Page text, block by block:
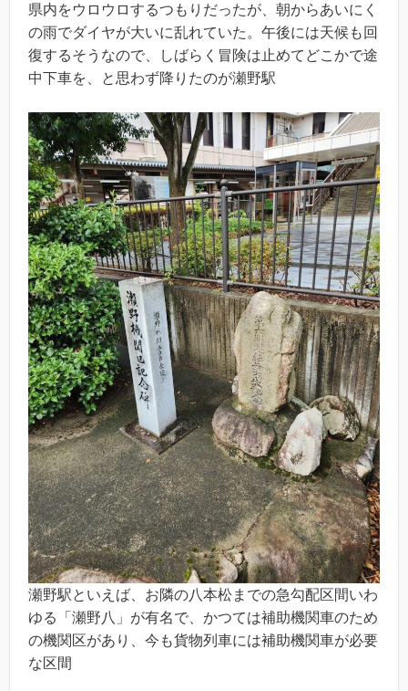
県内をウロウロするつもりだったが、朝からあいにく
の雨でダイヤが大いに乱れていた。午後には天候も回
復するそうなので、しばらく冒険は止めてどこかで途
中下車を、と思わず降りたのが瀬野駅
瀬野駅といえば、お隣の八本松までの急勾配区間いわ
ゆる「瀬野八」が有名で、かつては補助機関車のため
の機関区があり、今も貨物列車には補助機関車が必要
な区間